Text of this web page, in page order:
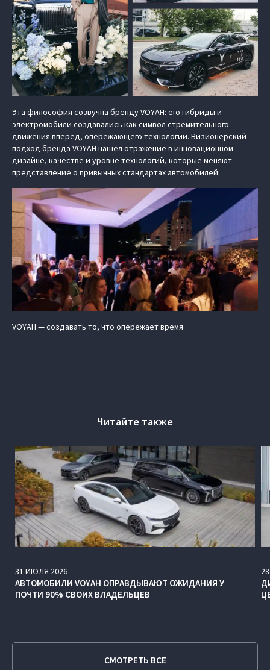
Эта философия созвучна бренду VOYAH: его гибриды и
электромобили создавались как символ стремительного
движения вперед, опережающего технологии. Визионерский
подход бренда VOYAH нашел отражение в инновационном
дизайне, качестве и уровне технологий, которые меняют
представление о привычных стандартах автомобилей.
VOYAH — создавать то, что опережает время
Читайте также
31 ИЮЛЯ 2026
АВТОМОБИЛИ VOYAH ОПРАВДЫВАЮТ ОЖИДАНИЯ У
ПОЧТИ 90% СВОИХ ВЛАДЕЛЬЦЕВ
28
СМОТРЕТЬ ВСЕ